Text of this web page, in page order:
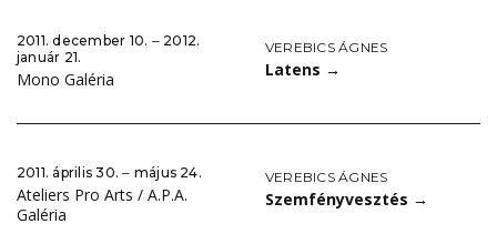
2011. december 10. ‒ 2012.
január 21.
Mono Galéria
VEREBICS ÁGNES
Latens →
2011. április 30. ‒ május 24.
Ateliers Pro Arts / A.P.A.
Galéria
VEREBICS ÁGNES
Szemfényvesztés →